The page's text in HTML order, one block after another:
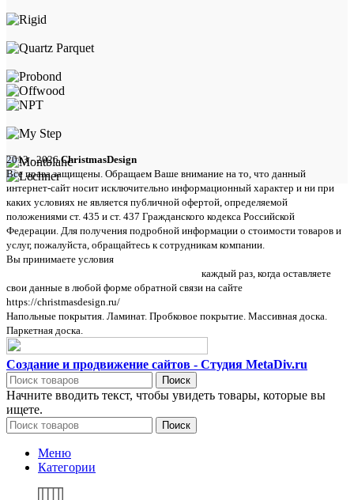
2013 - 2026ChristmasDesign
Все права защищены. Обращаем Ваше внимание на то, что данный
интернет-сайт носит исключительно информационный характер и ни при
каких условиях не является публичной офертой, определяемой
положениями ст. 435 и ст. 437 Гражданского кодекса Российской
Федерации. Для получения подробной информации о стоимости товаров и
услуг, пожалуйста, обращайтесь к сотрудникам компании.
Вы принимаете условия
каждый раз, когда оставляете
свои данные в любой форме обратной связи на сайте
https://christmasdesign.ru/
Напольные покрытия. Ламинат. Пробковое покрытие. Массивная доска.
Паркетная доска.
Создание и продвижение сайтов - Студия MetaDiv.ru
Поиск
Начните вводить текст, чтобы увидеть товары, которые вы
ищете.
Поиск
Меню
Категории